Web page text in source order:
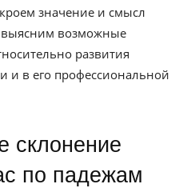
значение и смысл
выясним возможные
развития
и в его профессиональной
по падежам